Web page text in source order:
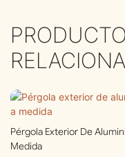
Pérgola Exterior De
Medida